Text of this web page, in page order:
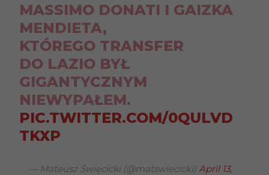
MASSIMO DONATI I GAIZKA
MENDIETA,
KTÓREGO TRANSFER
DO LAZIO BYŁ
GIGANTYCZNYM
NIEWYPAŁEM.
PIC.TWITTER.COM/0QULVD
TKXP
— Mateusz Święcicki (@matswiecicki) April 13,